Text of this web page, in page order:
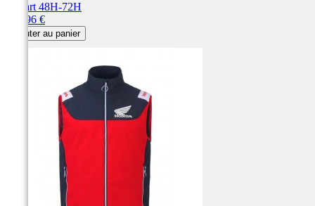
Départ 48H-72H
139,96 €
Ajouter au panier